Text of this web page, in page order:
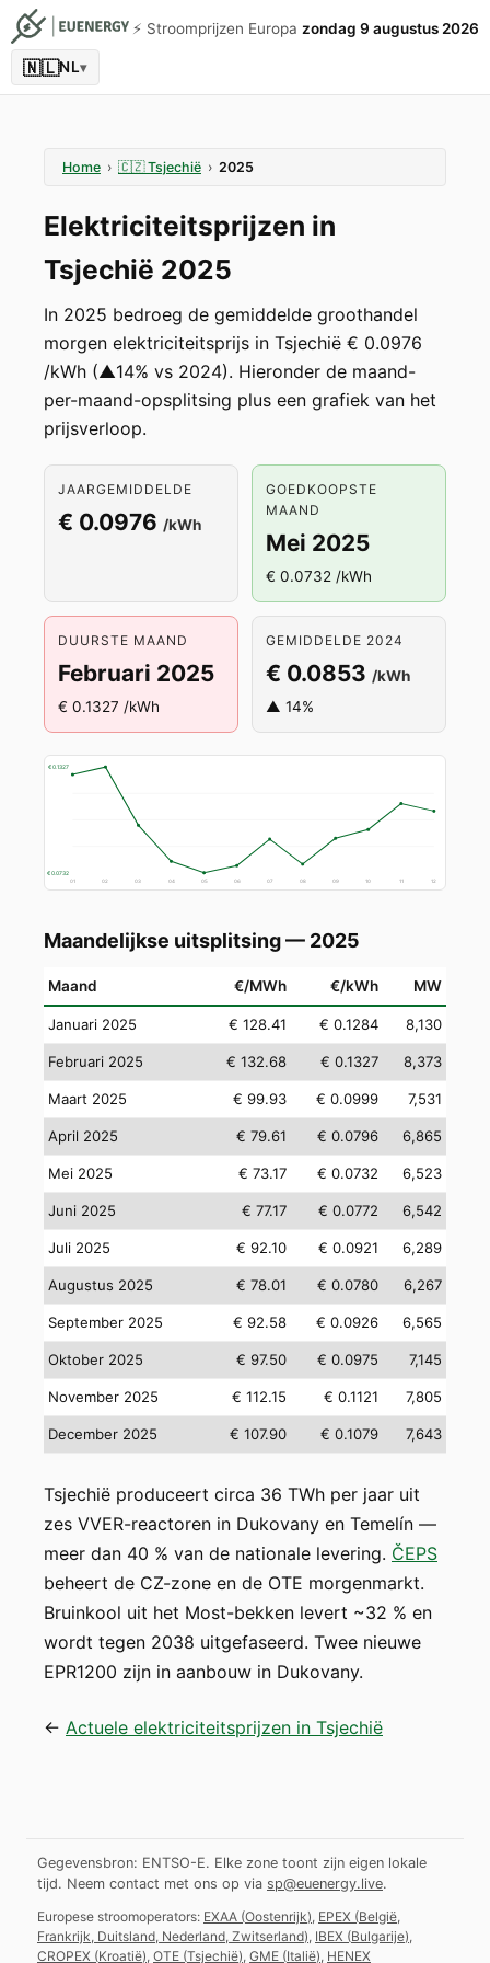
⚡️ Stroomprijzen Europa zondag 9 augustus 2026
🇳🇱NL▾
Home › 🇨🇿 Tsjechië › 2025
Elektriciteitsprijzen in
Tsjechië 2025
In 2025 bedroeg de gemiddelde groothandel
morgen elektriciteitsprijs in Tsjechië € 0.0976
/kWh (▲14% vs 2024). Hieronder de maand-
per-maand-opsplitsing plus een grafiek van het
prijsverloop.
JAARGEMIDDELDE
€ 0.0976 /kWh
GOEDKOOPSTE
MAAND
Mei 2025
€ 0.0732 /kWh
DUURSTE MAAND
Februari 2025
€ 0.1327 /kWh
GEMIDDELDE 2024
€ 0.0853 /kWh
▲ 14%
€ 0.1327
€ 0.0732
01 02 03 04 05 06 07 08 09 10 11 12
Maandelijkse uitsplitsing — 2025
Maand €/MWh €/kWh MW
Januari 2025 € 128.41 € 0.1284 8,130
Februari 2025 € 132.68 € 0.1327 8,373
Maart 2025 € 99.93 € 0.0999 7,531
April 2025 € 79.61 € 0.0796 6,865
Mei 2025 € 73.17 € 0.0732 6,523
Juni 2025 € 77.17 € 0.0772 6,542
Juli 2025 € 92.10 € 0.0921 6,289
Augustus 2025 € 78.01 € 0.0780 6,267
September 2025 € 92.58 € 0.0926 6,565
Oktober 2025 € 97.50 € 0.0975 7,145
November 2025 € 112.15 € 0.1121 7,805
December 2025 € 107.90 € 0.1079 7,643
Tsjechië produceert circa 36 TWh per jaar uit
zes VVER-reactoren in Dukovany en Temelín —
meer dan 40 % van de nationale levering. ČEPS
beheert de CZ-zone en de OTE morgenmarkt.
Bruinkool uit het Most-bekken levert ~32 % en
wordt tegen 2038 uitgefaseerd. Twee nieuwe
EPR1200 zijn in aanbouw in Dukovany.
← Actuele elektriciteitsprijzen in Tsjechië
Gegevensbron: ENTSO-E. Elke zone toont zijn eigen lokale
tijd. Neem contact met ons op via sp@euenergy.live.
Europese stroomoperators: EXAA (Oostenrijk), EPEX (België,
Frankrijk, Duitsland, Nederland, Zwitserland), IBEX (Bulgarije),
CROPEX (Kroatië), OTE (Tsjechië), GME (Italië), HENEX